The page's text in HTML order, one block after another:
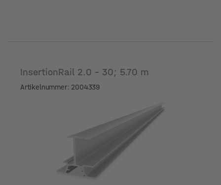
InsertionRail 2.0 - 30; 5.70 m
Artikelnummer: 2004339